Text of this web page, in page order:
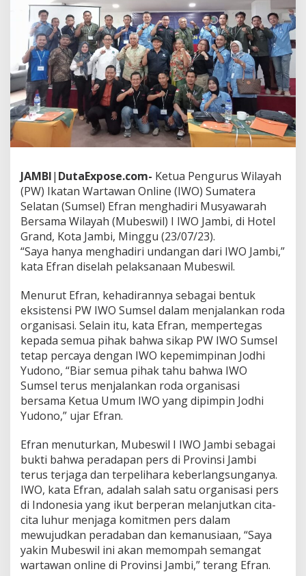
u
m
s
e
l
,
H
a
d
r
G
e
r
a
n
M
e
s
w
i
l
P
W
I
W
O
m
b
i
JAMBI| DutaExpose.com- Ketua Pengurus Wilayah
(PW) Ikatan Wartawan Online (IWO) Sumatera
Selatan (Sumsel) Efran menghadiri Musyawarah
Bersama Wilayah (Mubeswil) I IWO Jambi, di Hotel
Grand, Kota Jambi, Minggu (23/07/23).
“Saya hanya menghadiri undangan dari IWO Jambi,”
kata Efran diselah pelaksanaan Mubeswil.
Menurut Efran, kehadirannya sebagai bentuk
eksistensi PW IWO Sumsel dalam menjalankan roda
organisasi. Selain itu, kata Efran, mempertegas
kepada semua pihak bahwa sikap PW IWO Sumsel
tetap percaya dengan IWO kepemimpinan Jodhi
Yudono, “Biar semua pihak tahu bahwa IWO
Sumsel terus menjalankan roda organisasi
bersama Ketua Umum IWO yang dipimpin Jodhi
Yudono,” ujar Efran.
Efran menuturkan, Mubeswil I IWO Jambi sebagai
bukti bahwa peradapan pers di Provinsi Jambi
terus terjaga dan terpelihara keberlangsunganya.
IWO, kata Efran, adalah salah satu organisasi pers
di Indonesia yang ikut berperan melanjutkan cita-
cita luhur menjaga komitmen pers dalam
mewujudkan peradaban dan kemanusiaan, “Saya
yakin Mubeswil ini akan memompah semangat
wartawan online di Provinsi Jambi,” terang Efran.